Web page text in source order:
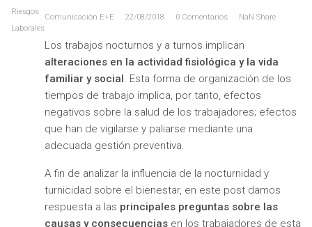
Riesgos
Laborales
Comunicación E+e 22/08/2018 0 Comentarios NaN Share
Los trabajos nocturnos y a turnos implican
alteraciones en la actividad fisiológica y la vida
familiar y social. Esta forma de organización de los
tiempos de trabajo implica, por tanto, efectos
negativos sobre la salud de los trabajadores; efectos
que han de vigilarse y paliarse mediante una
adecuada gestión preventiva.
A fin de analizar la influencia de la nocturnidad y
turnicidad sobre el bienestar, en este post damos
respuesta a las principales preguntas sobre las
causas y consecuencias en los trabajadores de esta